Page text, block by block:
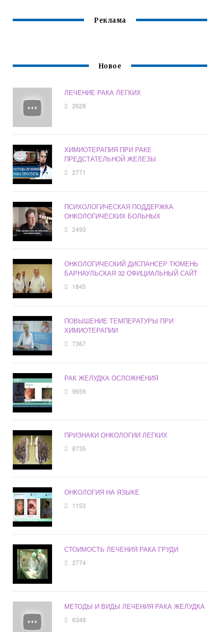
Реклама
Новое
ЛЕЧЕНИЕ РАКА ЛЕГКИХ
2628
ХИМИОТЕРАПИЯ ПРИ РАКЕ
ПРЕДСТАТЕЛЬНОЙ ЖЕЛЕЗЫ
2771
ПСИХОЛОГИЧЕСКАЯ ПОДДЕРЖКА
ОНКОЛОГИЧЕСКИХ БОЛЬНЫХ
2493
ОНКОЛОГИЧЕСКИЙ ДИСПАНСЕР ТЮМЕНЬ
БАРНАУЛЬСКАЯ 32 ОФИЦИАЛЬНЫЙ САЙТ
1845
ПОВЫШЕНИЕ ТЕМПЕРАТУРЫ ПРИ
ХИМИОТЕРАПИИ
7367
РАК ЖЕЛУДКА ОСЛОЖНЕНИЯ
9659
ПРИЗНАКИ ОНКОЛОГИИ ЛЕГКИХ
8735
ОНКОЛОГИЯ НА ЯЗЫКЕ
1153
СТОИМОСТЬ ЛЕЧЕНИЯ РАКА ГРУДИ
2774
МЕТОДЫ И ВИДЫ ЛЕЧЕНИЯ РАКА ЖЕЛУДКА
6348